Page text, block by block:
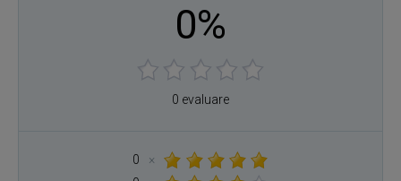
0%
0 evaluare
0
×